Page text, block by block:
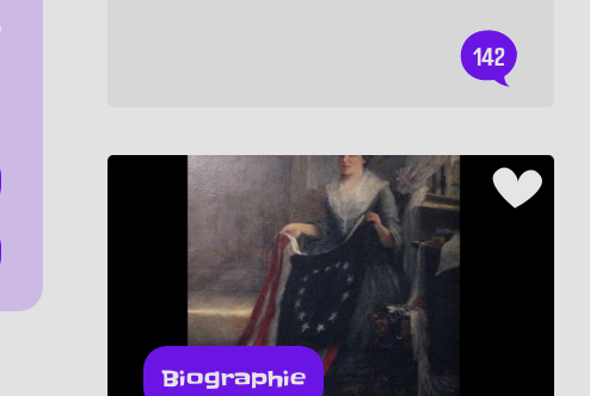
142
Biographie